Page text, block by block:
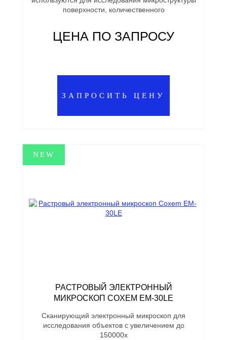
поверхности, количественного
ЦЕНА ПО ЗАПРОСУ
ЗАПРОСИТЬ ЦЕНУ
РАСТРОВЫЙ ЭЛЕКТРОННЫЙ
МИКРОСКОП COXEM EM-30LE
Сканирующий электронный микроскоп для
исследования объектов с увеличением до
150000х